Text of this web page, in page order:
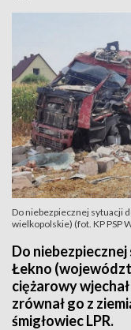
Do niebezpiecznej sytuacji
wielkopolskie) (fot. KP PSP
Do
Łekno
ciężarowy
zrównał go z
śmigłowiec LPR.